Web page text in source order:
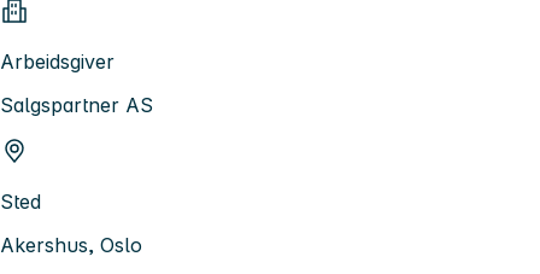
Arbeidsgiver
Salgspartner AS
Sted
Akershus, Oslo